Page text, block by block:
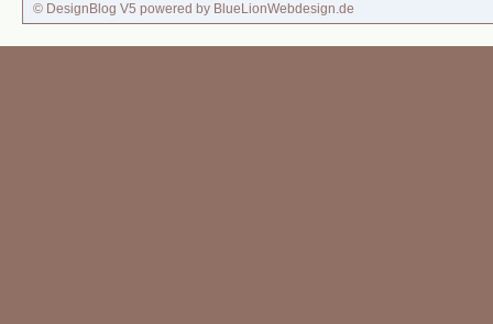
© DesignBlog V5 powered by BlueLionWebdesign.de